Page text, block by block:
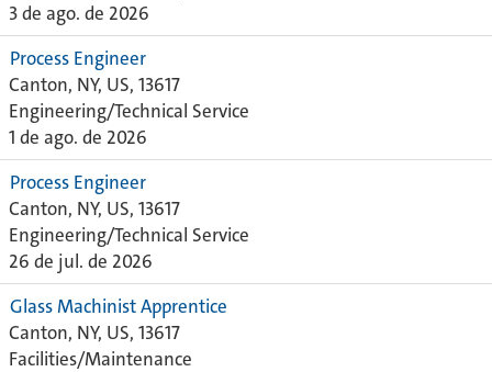
3 de ago. de 2026
Process Engineer
Canton, NY, US, 13617
Engineering/Technical Service
1 de ago. de 2026
Process Engineer
Canton, NY, US, 13617
Engineering/Technical Service
26 de jul. de 2026
Glass Machinist Apprentice
Canton, NY, US, 13617
Facilities/Maintenance